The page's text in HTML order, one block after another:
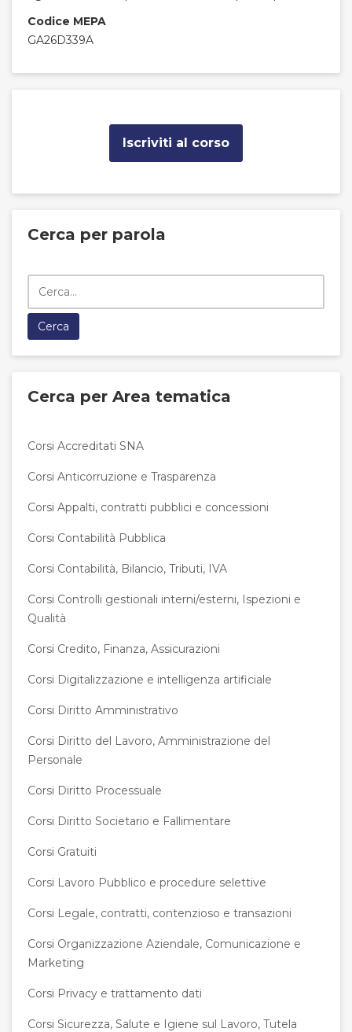
Codice MEPA
GA26D339A
Iscriviti al corso
Cerca per parola
Cerca per Area tematica
Corsi Accreditati SNA
Corsi Anticorruzione e Trasparenza
Corsi Appalti, contratti pubblici e concessioni
Corsi Contabilità Pubblica
Corsi Contabilità, Bilancio, Tributi, IVA
Corsi Controlli gestionali interni/esterni, Ispezioni e
Qualità
Corsi Credito, Finanza, Assicurazioni
Corsi Digitalizzazione e intelligenza artificiale
Corsi Diritto Amministrativo
Corsi Diritto del Lavoro, Amministrazione del
Personale
Corsi Diritto Processuale
Corsi Diritto Societario e Fallimentare
Corsi Gratuiti
Corsi Lavoro Pubblico e procedure selettive
Corsi Legale, contratti, contenzioso e transazioni
Corsi Organizzazione Aziendale, Comunicazione e
Marketing
Corsi Privacy e trattamento dati
Corsi Sicurezza, Salute e Igiene sul Lavoro, Tutela